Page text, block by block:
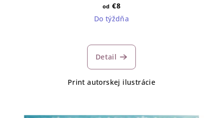
od €8
Do týždňa
Detail
Print autorskej ilustrácie